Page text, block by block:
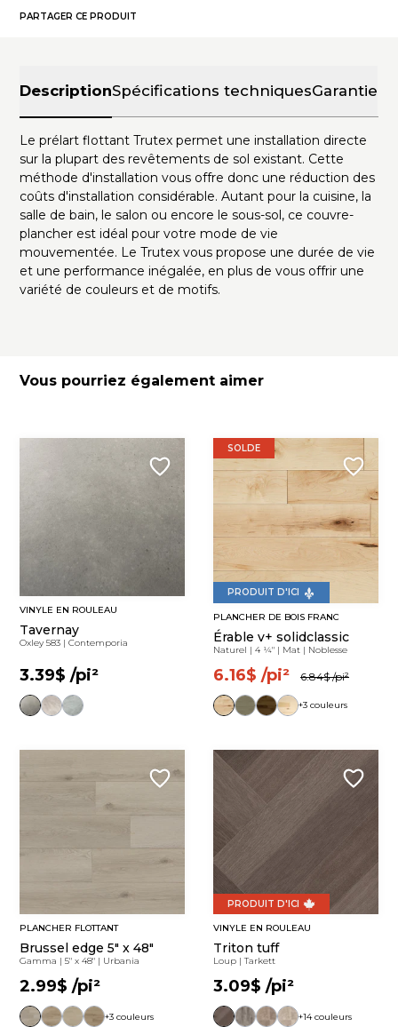
PARTAGER CE PRODUIT
DescriptionSpécifications techniquesGarantie
Le prélart flottant Trutex permet une installation directe
sur la plupart des revêtements de sol existant. Cette
méthode d'installation vous offre donc une réduction des
coûts d'installation considérable. Autant pour la cuisine, la
salle de bain, le salon ou encore le sous-sol, ce couvre-
plancher est idéal pour votre mode de vie
mouvementée. Le Trutex vous propose une durée de vie
et une performance inégalée, en plus de vous offrir une
variété de couleurs et de motifs.
Vous pourriez également aimer
VINYLE EN ROULEAU
Tavernay
Oxley 583 |Contemporia
3.39$ /pi²
SOLDE
PRODUIT D'ICI
PLANCHER DE BOIS FRANC
Érable v+ solidclassic
Naturel | 4 ¼" | Mat | Noblesse
6.16$ /pi² 6.84$ /pi²
+3 couleurs
PLANCHER FLOTTANT
Brussel edge 5" x 48"
Gamma |5" x 48" | Urbania
2.99$ /pi²
+3 couleurs
PRODUIT D'ICI
VINYLE EN ROULEAU
Triton tuff
Loup |Tarkett
3.09$ /pi²
+14 couleurs